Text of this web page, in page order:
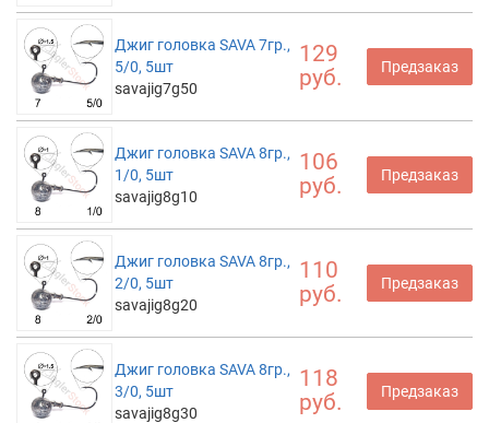
Джиг головка SAVA 7гр.,
5/0, 5шт
savajig7g50
129
руб.
Предзаказ
Джиг головка SAVA 8гр.,
1/0, 5шт
savajig8g10
106
руб.
Предзаказ
Джиг головка SAVA 8гр.,
2/0, 5шт
savajig8g20
110
руб.
Предзаказ
Джиг головка SAVA 8гр.,
3/0, 5шт
savajig8g30
118
руб.
Предзаказ